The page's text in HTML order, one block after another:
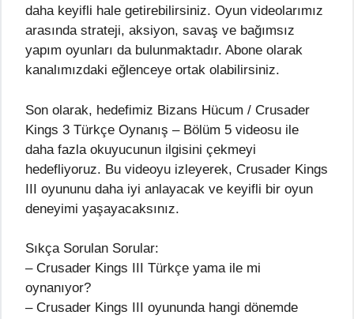
daha keyifli hale getirebilirsiniz. Oyun videolarımız
arasında strateji, aksiyon, savaş ve bağımsız
yapım oyunları da bulunmaktadır. Abone olarak
kanalımızdaki eğlenceye ortak olabilirsiniz.
Son olarak, hedefimiz Bizans Hücum / Crusader
Kings 3 Türkçe Oynanış – Bölüm 5 videosu ile
daha fazla okuyucunun ilgisini çekmeyi
hedefliyoruz. Bu videoyu izleyerek, Crusader Kings
III oyununu daha iyi anlayacak ve keyifli bir oyun
deneyimi yaşayacaksınız.
Sıkça Sorulan Sorular:
– Crusader Kings III Türkçe yama ile mi
oynanıyor?
– Crusader Kings III oyununda hangi dönemde